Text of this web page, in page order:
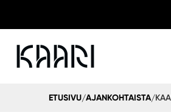
ETUSIVU/AJANKOHTAISTA/